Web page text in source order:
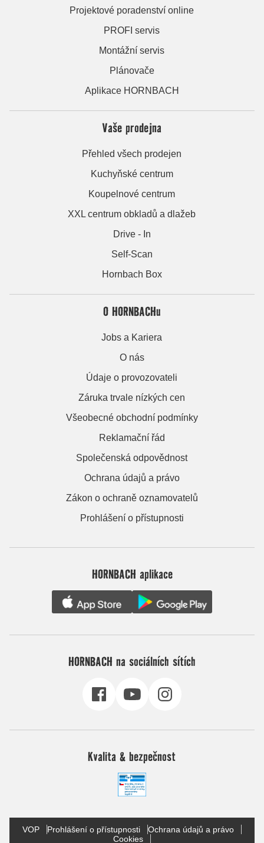
Projektové poradenství online
PROFI servis
Montážní servis
Plánovače
Aplikace HORNBACH
Vaše prodejna
Přehled všech prodejen
Kuchyňské centrum
Koupelnové centrum
XXL centrum obkladů a dlažeb
Drive - In
Self-Scan
Hornbach Box
O HORNBACHu
Jobs a Kariera
O nás
Údaje o provozovateli
Záruka trvale nízkých cen
Všeobecné obchodní podmínky
Reklamační řád
Společenská odpovědnost
Ochrana údajů a právo
Zákon o ochraně oznamovatelů
Prohlášení o přístupnosti
HORNBACH aplikace
HORNBACH na sociálních sítích
Kvalita & bezpečnost
VOP Prohlášení o přístupnosti
Ochrana údajů a právo
Cookies